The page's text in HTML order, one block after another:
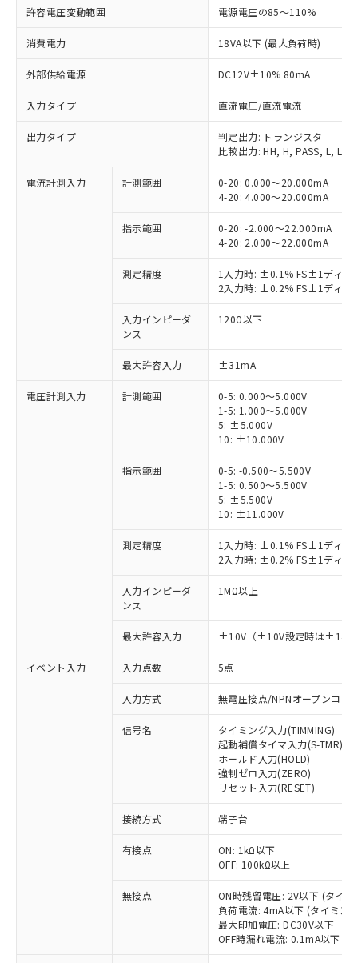
許容電圧変動範囲 電源電圧の85～110%
消費電力 18VA以下 (最大負荷時)
外部供給電源 DC12V±10% 80mA
入力タイプ 直流電圧/直流電流
出力タイプ
判定出力: トランジスタ
比較出力: HH, H, PASS, L, LL
電流計測入力 計測範囲
0-20: 0.000～20.000mA
4-20: 4.000～20.000mA
指示範囲
0-20: -2.000～22.000mA
4-20: 2.000～22.000mA
測定精度
1入力時: ±0.1% FS±1ディジ
2入力時: ±0.2% FS±1ディジ
入力インピーダ
ンス
120Ω以下
最大許容入力 ±31mA
電圧計測入力 計測範囲
0-5: 0.000～5.000V
1-5: 1.000～5.000V
5: ±5.000V
10: ±10.000V
指示範囲
0-5: -0.500～5.500V
1-5: 0.500～5.500V
5: ±5.500V
10: ±11.000V
測定精度
1入力時: ±0.1% FS±1ディジ
2入力時: ±0.2% FS±1ディジ
入力インピーダ
ンス
1MΩ以上
最大許容入力 ±10V（±10V設定時は
イベント入力 入力点数 5点
入力方式 無電圧接点/NPNオープンコレ
信号名
タイミング入力(TIMMING)
起動補償タイマ入力(S-TMR)
ホールド入力(HOLD)
強制ゼロ入力(ZERO)
リセット入力(RESET)
接続方式 端子台
有接点
ON: 1kΩ以下
OFF: 100kΩ以上
無接点
ON時残留電圧: 2V以下 (タイ
負荷電流: 4mA以下 (タイミン
最大印加電圧: DC30V以下
OFF時漏れ電流: 0.1mA以下 (
ご利用条件
以下の条件をお読みいただき、同意のうえ
ご利用ください。
本サービスは、当社制御機器事業取扱
商品の当社在庫状況および標準価格
(税抜)を提供させていただくもので
※1 対応状況
対応済み：EU RoHS指令（10物質）の
非含有に対応した製品が提供可能な商品で
対応予定：EU RoHS指令（10物質）の非含
有に対応した製品に切り替える予定のある
対応予定なし：EU RoHS指令（10物質）の
非含有に非対応の商品で、対応品を出す予
定はありません。
調査・確認中：EU RoHS指令（10物質）の
非含有の対応状況を調査中または確認中の